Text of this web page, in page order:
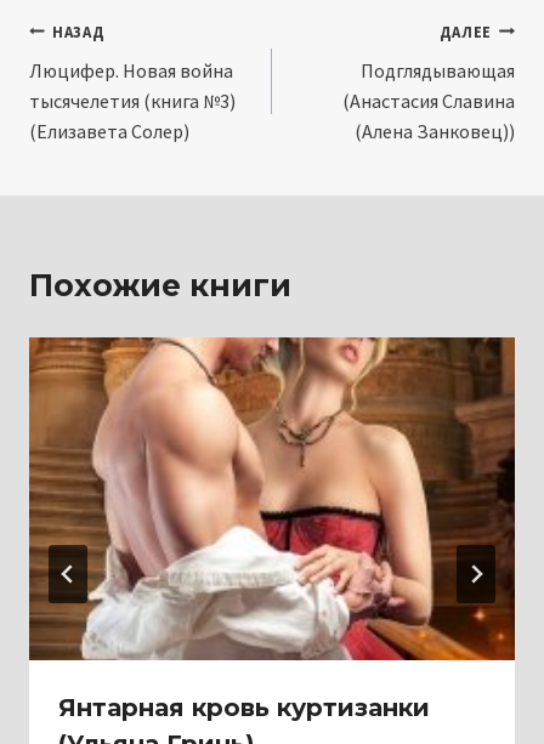
Навигация
по
записям
НАЗАД
Люцифер. Новая война
тысячелетия (книга №3)
(Елизавета Солер)
ДАЛЕЕ
Подглядывающая
(Анастасия Славина
(Алена Занковец))
Похожие книги
Янтарная кровь куртизанки